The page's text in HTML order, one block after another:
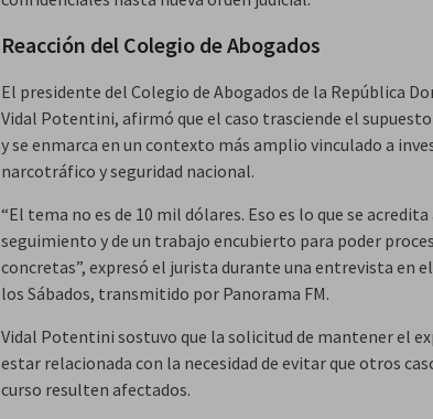
Reacción del Colegio de Abogados
El presidente del Colegio de Abogados de la República
Vidal Potentini, afirmó que el caso trasciende el
y se enmarca en un contexto más amplio vinculado a
narcotráfico y seguridad nacional.
“El tema no es de 10 mil dólares. Eso es lo que se
seguimiento y de un trabajo encubierto para poder
concretas”, expresó el jurista durante una entrevista en
los Sábados, transmitido por Panorama FM.
Vidal Potentini sostuvo que la solicitud de mantener el
estar relacionada con la necesidad de evitar que otros
curso resulten afectados.